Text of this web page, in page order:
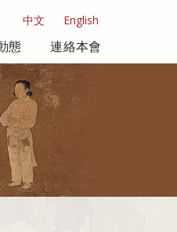
中文 English
態 連絡本會